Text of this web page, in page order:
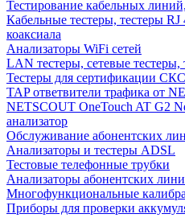
Тестирование кабельных
Кабельные тестеры, тестеры
коаксиала
Анализаторы WiFi сетей
LAN тестеры, сетевые тестеры,
Тестеры для сертификации СКС
TAP ответвители трафика от
NETSCOUT OneTouch AT G2
анализатор
Обслуживание абонентских
Анализаторы и тестеры ADSL
Тестовые телефонные трубки
Анализаторы абонентских
Многофункциональные
Приборы для проверки